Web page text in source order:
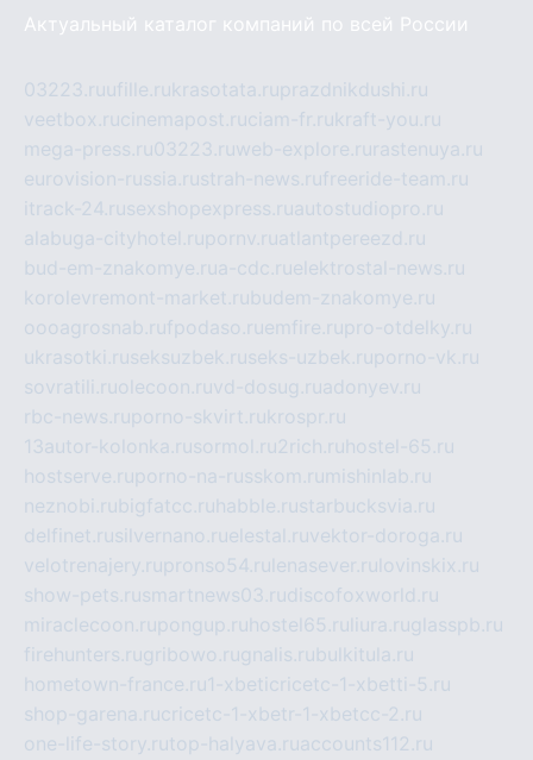
Актуальный каталог компаний по всей России
03223.ruufille.rukrasotata.ruprazdnikdushi.ru
veetbox.rucinemapost.ruciam-fr.rukraft-you.ru
mega-press.ru03223.ruweb-explore.ru rastenuya.ru
eurovision-russia.rustrah-news.rufreeride-team.ru
itrack-24.rusexshopexpress.ruautostudiopro.ru
alabuga-cityhotel.rupornv.ruatlantpereezd.ru
bud-em-znakomye.rua-cdc.ruelektrostal-news.ru
korolevremont-market.rubudem-znakomye.ru
oooagrosnab.rufpodaso.ruemfire.rupro-otdelky.ru
ukrasotki.ruseksuzbek.ruseks-uzbek.ruporno-vk.ru
sovratili.ruolecoon.ruvd-dosug.ruadonyev.ru
rbc-news.ruporno-skvirt.rukrospr.ru
13autor-kolonka.rusormol.ru2rich.ru hostel-65.ru
hostserve.ruporno-na-russkom.ru mishinlab.ru
neznobi.rubigfatcc.ru habble.rustarbucksvia.ru
delfinet.rusilvernano.ruelestal.ruvektor-doroga.ru
velotrenajery.rupronso54.ru lenasever.ru lovinskix.ru
show-pets.rusmartnews03.rudiscofoxworld.ru
miraclecoon.rupongup.ru hostel65.ru liura.ruglasspb.ru
firehunters.rugribowo.rugnalis.rubulkitula.ru
hometown-france.ru1-xbeticricetc-1-xbetti-5.ru
shop-garena.rucricetc-1-xbetr-1-xbetcc-2.ru
one-life-story.rutop-halyava.ruaccounts112.ru